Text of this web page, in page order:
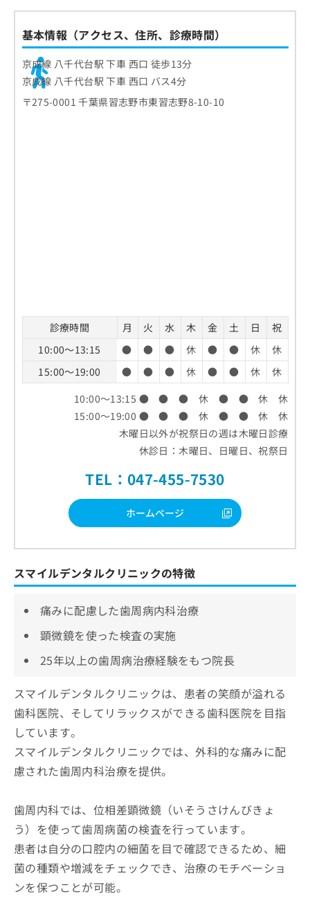
基本情報（アクセス、住所、診療時間）
京成線 八千代台駅 下車 西口 徒歩13分
京成線 八千代台駅 下車 西口 バス4分
〒275-0001 千葉県習志野市東習志野8-10-10
診療時間 月 火 水 木 金 土 日
祝
10:00～13:15
● ● ● 休 ● ● 休
休
15:00～19:00
● ● ● 休 ● ● 休
休
10:00～13:15 ● ● ● 休 ● ● 休 休
15:00～19:00 ● ● ● 休 ● ● 休 休
木曜日以外が祝祭日の週は木曜日診療
休診日：木曜日、日曜日、祝祭日
TEL：047-455-7530
ホームページ
スマイルデンタルクリニックの特徴
痛みに配慮した歯周病内科治療
顕微鏡を使った検査の実施
25年以上の歯周病治療経験をもつ院長
スマイルデンタルクリニックは、患者の笑顔が溢れる
歯科医院、そしてリラックスができる歯科医院を目指
しています。
スマイルデンタルクリニックでは、外科的な痛みに配
慮された歯周内科治療を提供。
歯周内科では、位相差顕微鏡（いそうさけんびきょ
う）を使って歯周病菌の検査を行っています。
患者は自分の口腔内の細菌を目で確認できるため、細
菌の種類や増減をチェックでき、治療のモチベーショ
ンを保つことが可能。